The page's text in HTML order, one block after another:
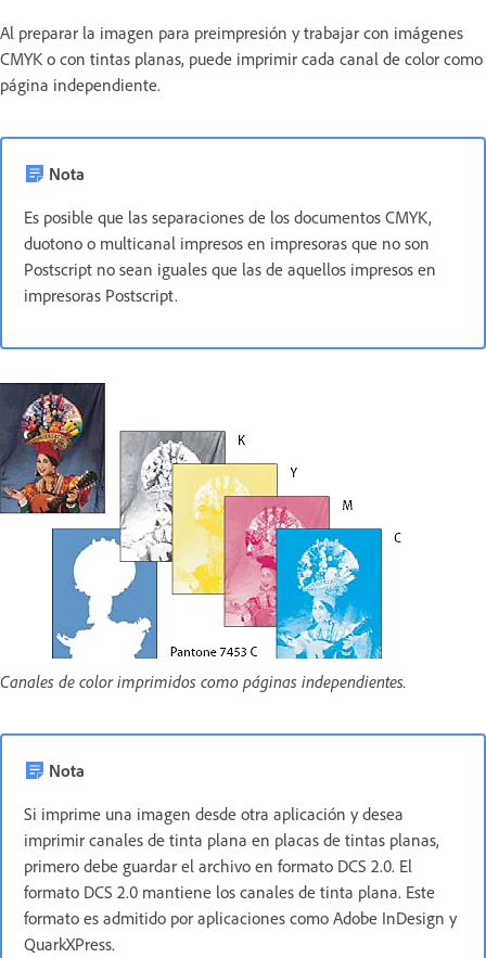
Al preparar la imagen para preimpresión y trabajar con imágenes
CMYK o con tintas planas, puede imprimir cada canal de color como
página independiente.
Nota
Es posible que las separaciones de los documentos CMYK,
duotono o multicanal impresos en impresoras que no son
Postscript no sean iguales que las de aquellos impresos en
impresoras Postscript.
Canales de color imprimidos como páginas independientes.
Nota
Si imprime una imagen desde otra aplicación y desea
imprimir canales de tinta plana en placas de tintas planas,
primero debe guardar el archivo en formato DCS 2.0. El
formato DCS 2.0 mantiene los canales de tinta plana. Este
formato es admitido por aplicaciones como Adobe InDesign y
QuarkXPress.